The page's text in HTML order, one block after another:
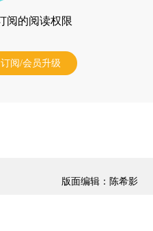
阅的阅读权限
订阅/会员升级
版面编辑：陈希影